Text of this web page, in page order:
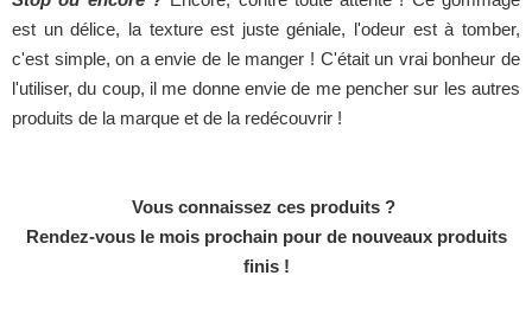
est un délice, la texture est juste géniale, l'odeur est à tomber,
c'est simple, on a envie de le manger ! C'était un vrai bonheur de
l'utiliser, du coup, il me donne envie de me pencher sur les autres
produits de la marque et de la redécouvrir !
Vous connaissez ces produits ?
Rendez-vous le mois prochain pour de nouveaux produits
finis !